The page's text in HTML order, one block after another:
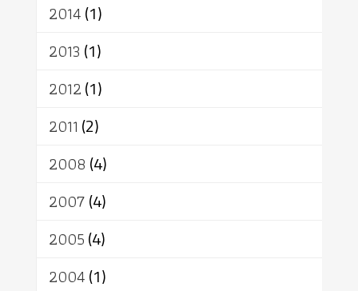
2014(1)
2013 (1)
2012(1)
2011 (2)
2008 (4)
2007(4)
2005(4)
2004(1)